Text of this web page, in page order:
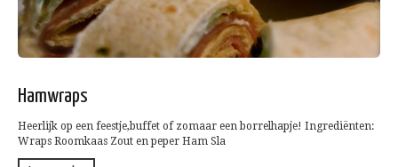
Hamwraps
Heerlijk op een feestje,buffet of zomaar een borrelhapje! Ingrediënten:
Wraps Roomkaas Zout en peper Ham Sla